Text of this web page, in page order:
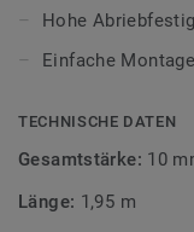
Hohe
Einfache Montage
TECHNISCHE DATEN
Gesamtstärke: 10
Länge: 1,95 m